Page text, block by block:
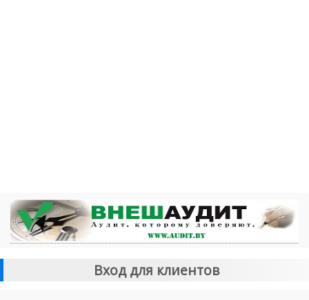
Вход для клиентов